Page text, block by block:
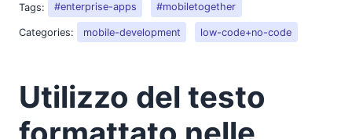
Tags:
#enterprise-apps #mobiletogether
Categories: mobile-development low-code+no-code
Utilizzo del testo